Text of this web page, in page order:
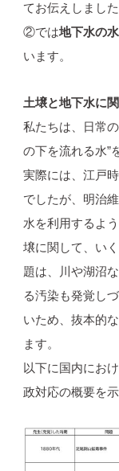
てお伝えしました
②では地下水の
います。
土壌と地下水に
私たちは、日常
の下を流れる水”
実際には、江戸
でしたが、明治
水を利用するよ
壌に関して、い
題は、川や湖沼
る汚染も発覚し
いため、抜本的
ます。
以下に国内にお
政対応の概要を示